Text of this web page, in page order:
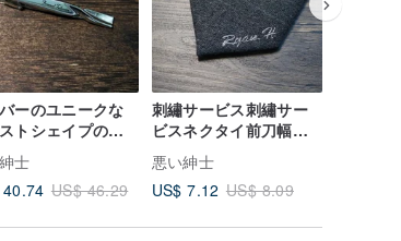
ーのユニークな
トシェイプのネ
ピンクリップフ
字デザインロゴ
士
US$ 46.29
刺繡サービス刺繡サー
ビスネクタイ前刀幅後
刀幅刺繡追加購入サー
ビス
悪い紳士
US$ 7.12 US$ 8.09